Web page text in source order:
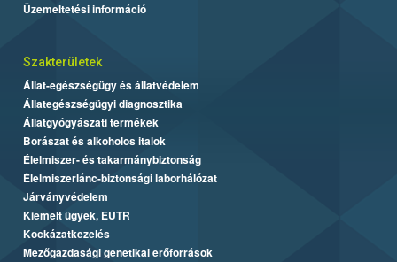
Üzemeltetési információ
Szakterületek
Állat-egészségügy és állatvédelem
Állategészségügyi diagnosztika
Állatgyógyászati termékek
Borászat és alkoholos italok
Élelmiszer- és takarmánybiztonság
Élelmiszerlánc-biztonsági laborhálózat
Járványvédelem
Kiemelt ügyek, EUTR
Kockázatkezelés
Mezőgazdasági genetikai erőforrások